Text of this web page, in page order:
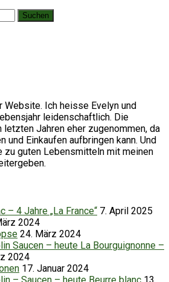
Website. Ich heisse Evelyn und
leidenschaftlich. Die
letzten Jahren eher zugenommen, da
und Einkaufen aufbringen kann. Und
zu guten Lebensmitteln mit meinen
– 4 Jahre „La France“ 7. April 2025
2024
24. März 2024
Saucen – heute La Bourguignonne –
2024
17. Januar 2024
– Saucen – heute Beurre blanc 13.